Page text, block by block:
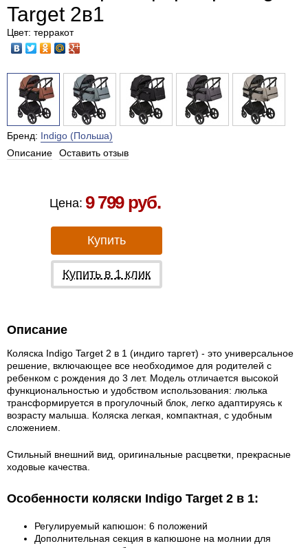
Target 2в1
Цвет: терракот
Бренд: Indigo (Польша)
Описание
Оставить отзыв
Цена: 9 799 руб.
Купить
Купить в 1 клик
Описание
Коляска Indigo Target 2 в 1 (индиго таргет) - это универсальное
решение, включающее все необходимое для родителей с
ребенком с рождения до 3 лет. Модель отличается высокой
функциональностью и удобством использования: люлька
трансформируется в прогулочный блок, легко адаптируясь к
возрасту малыша. Коляска легкая, компактная, с удобным
сложением.
Стильный внешний вид, оригинальные расцветки, прекрасные
ходовые качества.
Особенности коляски Indigo Target 2 в 1:
Регулируемый капюшон: 6 положений
Дополнительная секция в капюшоне на молнии для